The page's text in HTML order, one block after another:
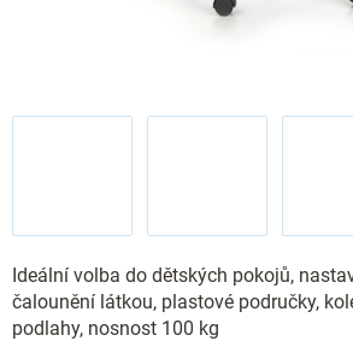
Ideální volba do dětských pokojů,
čalounění látkou, plastové područky,
podlahy, nosnost 100 kg